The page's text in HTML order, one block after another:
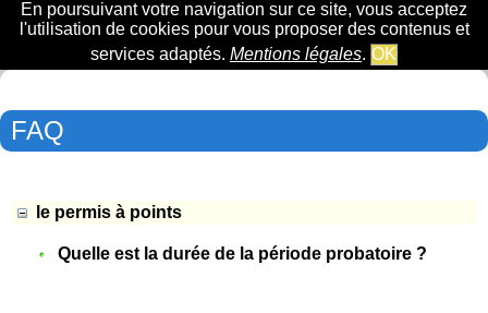
En poursuivant votre navigation sur ce site, vous acceptez
l'utilisation de cookies pour vous proposer des contenus et
services adaptés. Mentions légales. OK
FAQ
le permis à points
Quelle est la durée de la période probatoire ?